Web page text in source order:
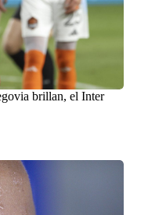
brillan, el Inter